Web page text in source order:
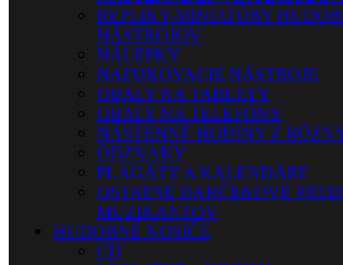
REPLIKY-MINIATÚRY
NÁSTROJOV
NÁLEPKY
NAFUKOVACIE NÁSTROJE
OBALY NA TABLETY
OBALY NA TELEFÓNY
NÁSTENNÉ HODINY Z
ODZNAKY
PLAGÁTY A KALENDÁRE
OSTATNÉ DARČEKOVÉ
MUZIKANTOV
HUDOBNÉ NOSIČE
CD